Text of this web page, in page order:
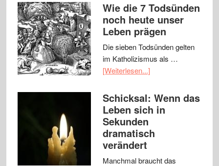
Wie die 7 Todsünden
noch heute unser
Leben prägen
Die sieben Todsünden gelten
im Katholizismus als …
[Weiterlesen...]
Schicksal: Wenn das
Leben sich in
Sekunden
dramatisch
verändert
Manchmal braucht das